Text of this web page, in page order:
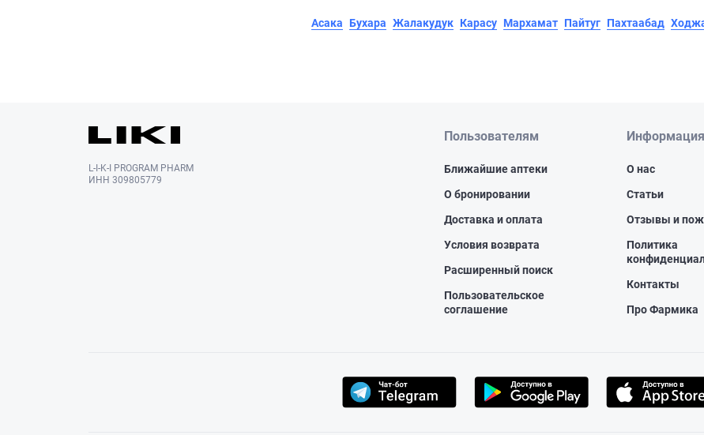
Асака Бухара Жалакудук Карасу Мархамат Пайтуг Пахтаабад
L-I-K-I PROGRAM PHARM
ИНН 309805779
Пользователям
Ближайшие аптеки
О бронировании
Доставка и оплата
Условия возврата
Расширенный поиск
Пользовательское
соглашение
Информация
О нас
Статьи
Отзывы и
Политика
Контакты
Про Фармика